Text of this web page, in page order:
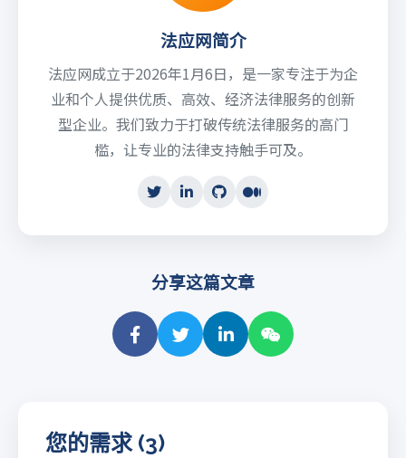
法应网简介
法应网成立于2026年1月6日，是一家专注于为企
业和个人提供优质、高效、经济法律服务的创新
型企业。我们致力于打破传统法律服务的高门
槛，让专业的法律支持触手可及。
分享这篇文章
您的需求 (3)